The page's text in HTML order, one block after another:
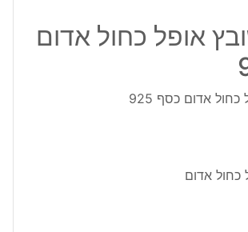
אופל כחול אדום
אדום כסף 925
כחול אדום